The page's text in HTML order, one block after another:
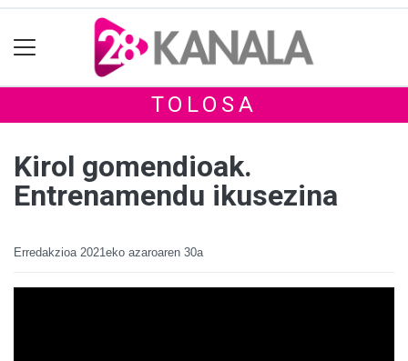
TOLOSA
Kirol gomendioak.
Entrenamendu ikusezina
Erredakzioa 2021eko azaroaren 30a